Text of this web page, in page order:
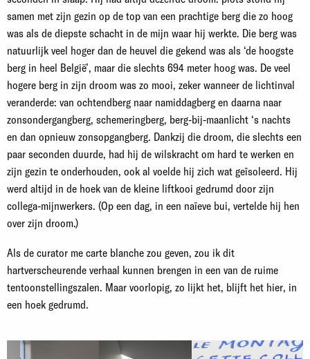
samen met zijn gezin op de top van een prachtige berg die zo hoog
was als de diepste schacht in de mijn waar hij werkte. Die berg was
natuurlijk veel hoger dan de heuvel die gekend was als ‘de hoogste
berg in heel België’, maar die slechts 694 meter hoog was. De veel
hogere berg in zijn droom was zo mooi, zeker wanneer de lichtinval
veranderde: van ochtendberg naar namiddagberg en daarna naar
zonsondergangberg, schemeringberg, berg-bij-maanlicht ‘s nachts
en dan opnieuw zonsopgangberg. Dankzij die droom, die slechts een
paar seconden duurde, had hij de wilskracht om hard te werken en
zijn gezin te onderhouden, ook al voelde hij zich wat geïsoleerd. Hij
werd altijd in de hoek van de kleine liftkooi gedrumd door zijn
collega-mijnwerkers. (Op een dag, in een naïeve bui, vertelde hij hen
over zijn droom.)
Als de curator me carte blanche zou geven, zou ik dit
hartverscheurende verhaal kunnen brengen in een van de ruime
tentoonstellingszalen. Maar voorlopig, zo lijkt het, blijft het hier, in
een hoek gedrumd.